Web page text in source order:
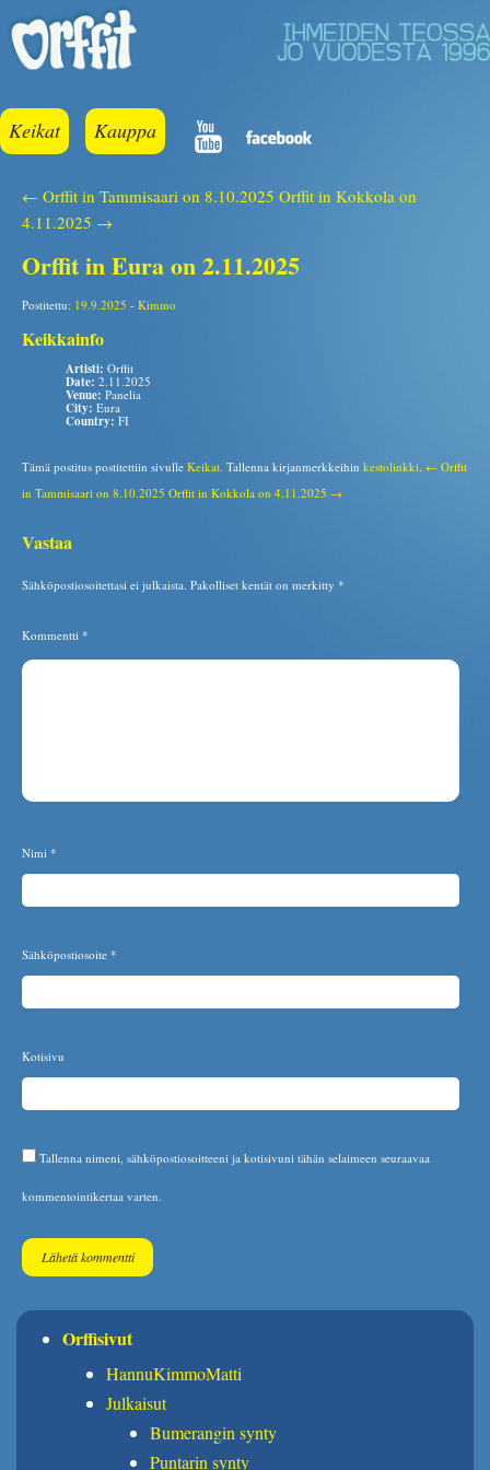
Keikat Kauppa
← Orffit in Tammisaari on 8.10.2025 Orffit in Kokkola on
4.11.2025 →
Orffit in Eura on 2.11.2025
Postitettu: 19.9.2025 - Kimmo
Keikkainfo
Artisti: Orffit
Date: 2.11.2025
Venue: Panelia
City: Eura
Country: FI
Tämä postitus postitettiin sivulle Keikat . Tallenna kirjanmerkkeihin kestolinkki ← Orffit
in Tammisaari on 8.10.2025 Orffit in Kokkola on 4.11.2025 →
Vastaa
Sähköpostiosoitettasi ei julkaista. Pakolliset kentät on merkitty *
Kommentti *
Nimi *
Sähköpostiosoite *
Kotisivu
Tallenna nimeni, sähköpostiosoitteeni ja kotisivuni tähän selaimeen seuraavaa
kommentointikertaa varten.
Orffisivut
HannuKimmoMatti
Julkaisut
Bumerangin synty
Puntarin synty